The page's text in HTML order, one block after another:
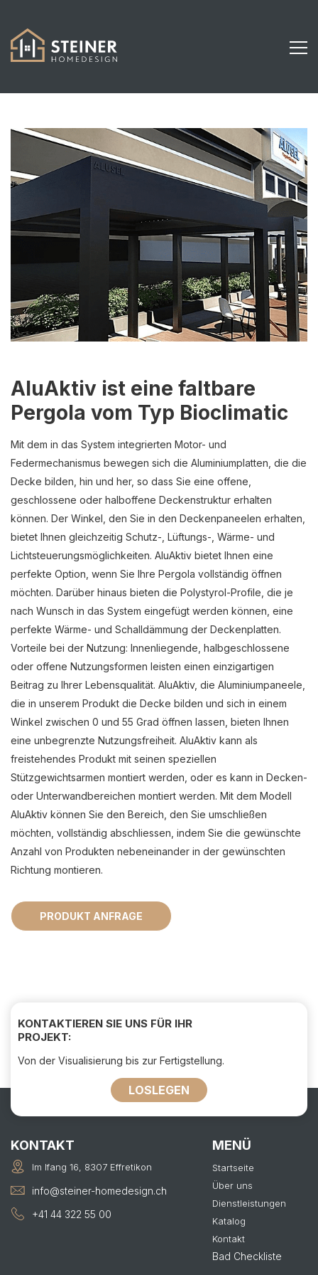
AluAktiv ist eine faltbare
Pergola vom Typ Bioclimatic
Mit dem in das System integrierten Motor- und
Federmechanismus bewegen sich die Aluminiumplatten, die die
Decke bilden, hin und her, so dass Sie eine offene,
geschlossene oder halboffene Deckenstruktur erhalten
können. Der Winkel, den Sie in den Deckenpaneelen erhalten,
bietet Ihnen gleichzeitig Schutz-, Lüftungs-, Wärme- und
Lichtsteuerungsmöglichkeiten. AluAktiv bietet Ihnen eine
perfekte Option, wenn Sie Ihre Pergola vollständig öffnen
möchten. Darüber hinaus bieten die Polystyrol-Profile, die je
nach Wunsch in das System eingefügt werden können, eine
perfekte Wärme- und Schalldämmung der Deckenplatten.
Vorteile bei der Nutzung: Innenliegende, halbgeschlossene
oder offene Nutzungsformen leisten einen einzigartigen
Beitrag zu Ihrer Lebensqualität. AluAktiv, die Aluminiumpaneele,
die in unserem Produkt die Decke bilden und sich in einem
Winkel zwischen 0 und 55 Grad öffnen lassen, bieten Ihnen
eine unbegrenzte Nutzungsfreiheit. AluAktiv kann als
freistehendes Produkt mit seinen speziellen
Stützgewichtsarmen montiert werden, oder es kann in Decken-
oder Unterwandbereichen montiert werden. Mit dem Modell
AluAktiv können Sie den Bereich, den Sie umschließen
möchten, vollständig abschliessen, indem Sie die gewünschte
Anzahl von Produkten nebeneinander in der gewünschten
Richtung montieren.
PRODUKT ANFRAGE
KONTAKTIEREN SIE UNS FÜR IHR
PROJEKT:
Von der Visualisierung bis zur Fertigstellung.
LOSLEGEN
KONTAKT
Im Ifang 16, 8307 Effretikon
info@steiner-homedesign.ch
+41 44 322 55 00
MENÜ
Startseite
Über uns
Dienstleistungen
Katalog
Kontakt
Bad Checkliste